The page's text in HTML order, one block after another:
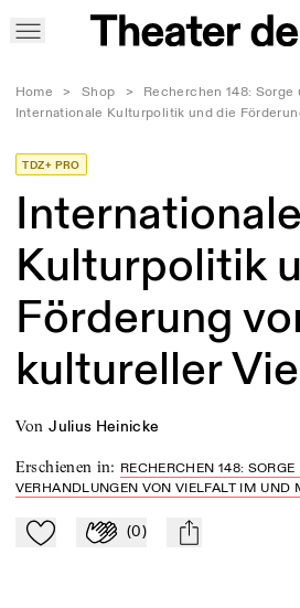
Home > Shop > Recherchen 148: Sorge
Internationale Kulturpolitik und die
TDZ+ PRO
Internationale
Kulturpolitik
Förderung
kultureller
von Julius Heinicke
Erschienen in: RECHERCHEN 148:
VERHANDLUNGEN VON VIELFALT IM UND
Zu Mein-TdZ hinzufügen
Applaudieren
(0) mail